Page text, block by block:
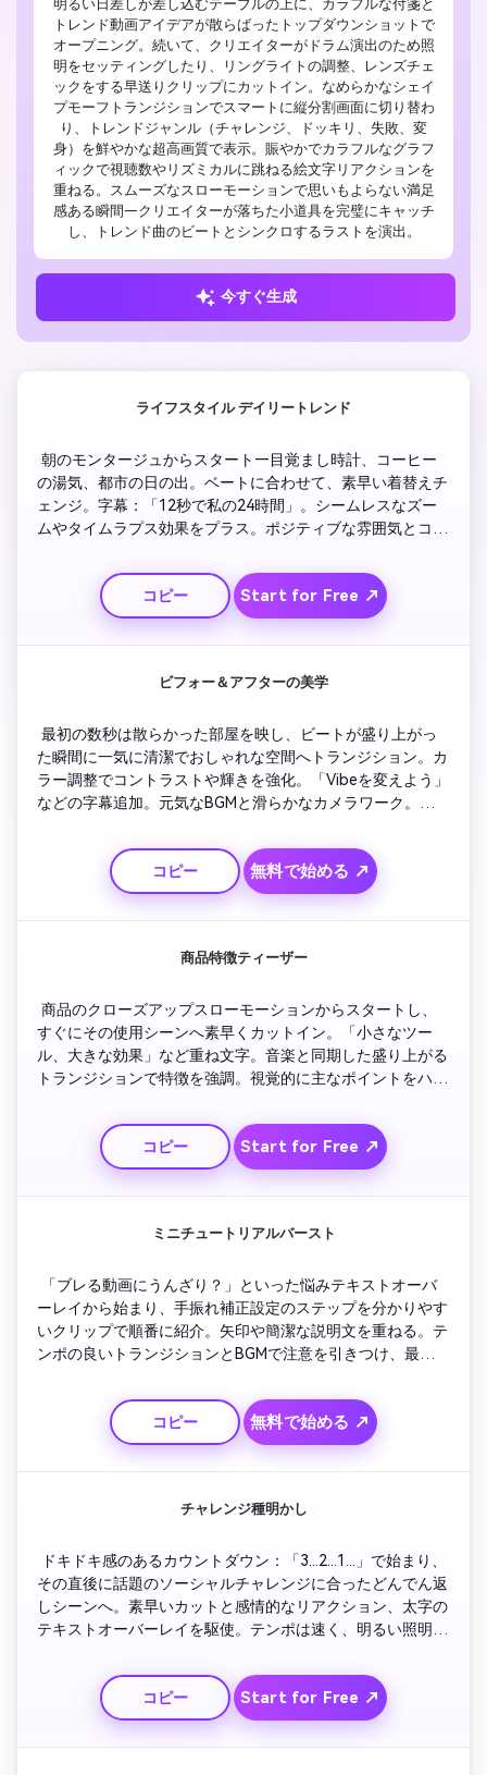
明るい日差しが差し込むテーブルの上に、カラフルな付箋と
トレンド動画アイデアが散らばったトップダウンショットで
オープニング。続いて、クリエイターがドラム演出のため照
明をセッティングしたり、リングライトの調整、レンズチェ
ックをする早送りクリップにカットイン。なめらかなシェイ
プモーフトランジションでスマートに縦分割画面に切り替わ
り、トレンドジャンル（チャレンジ、ドッキリ、失敗、変
身）を鮮やかな超高画質で表示。賑やかでカラフルなグラフ
ィックで視聴数やリズミカルに跳ねる絵文字リアクションを
重ねる。スムーズなスローモーションで思いもよらない満足
感ある瞬間—クリエイターが落ちた小道具を完璧にキャッチ
し、トレンド曲のビートとシンクロするラストを演出。
今すぐ生成
ライフスタイル デイリートレンド
朝のモンタージュからスタート—目覚まし時計、コーヒー
の湯気、都市の日の出。ベートに合わせて、素早い着替えチ
ェンジ。字幕：「12秒で私の24時間」。シームレスなズー
ムやタイムラプス効果をプラス。ポジティブな雰囲気とコメ
鮮明な映像を保ち、トレンド好きな視聴者へ。
コピー
Start for Free ↗
ビフォー＆アフターの美学
最初の数秒は散らかった部屋を映し、ビートが盛り上がっ
た瞬間に一気に清潔でおしゃれな空間へトランジション。カ
ラー調整でコントラストや輝きを強化。「Vibeを変えよう」
などの字幕追加。元気なBGMと滑らかなカメラワーク。バズ
コピー 無料で始める ↗
商品特徴ティーザー
商品のクローズアップスローモーションからスタートし、
すぐにその使用シーンへ素早くカットイン。「小さなツー
ル、大きな効果」など重ね文字。音楽と同期した盛り上がる
トランジションで特徴を強調。視覚的に主なポイントをハイ
締め。新しいバズ商品を打ち出すブランド向けに最適。
コピー
Start for Free ↗
ミニチュートリアルバースト
「ブレる動画にうんざり？」といった悩みテキストオーバ
ーレイから始まり、手振れ補正設定のステップを分かりやす
いクリップで順番に紹介。矢印や簡潔な説明文を重ねる。テ
ンポの良いトランジションとBGMで注意を引きつけ、最後は
ィブハックを共有したいクリエイターに最適。
コピー
無料で始める ↗
チャレンジ種明かし
ドキドキ感のあるカウントダウン：「3...2...1...」で始まり、
その直後に話題のソーシャルチャレンジに合ったどんでん返
しシーンへ。素早いカットと感情的なリアクション、太字の
テキストオーバーレイを駆使。テンポは速く、明るい照明
くり。TikTokやリールトレンドに最適。
コピー
Start for Free ↗